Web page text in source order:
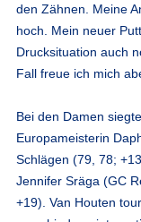
den Zähnen. Meine
hoch. Mein neuer
Drucksituation auch
Fall freue ich mich
Bei den Damen
Europameisterin
Schlägen (79, 78;
Jennifer Sräga (GC
+19). Van Houten